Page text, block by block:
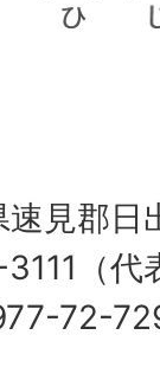
見郡日
（代
72-